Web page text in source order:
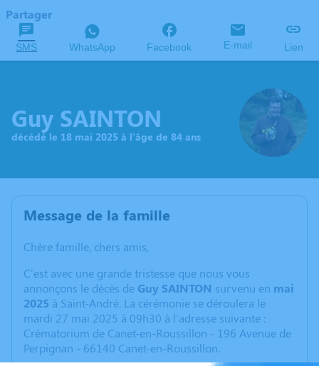
Partager
SMS WhatsApp Facebook E-mail Lien
Guy SAINTON
décédé le 18 mai 2025 à l'âge de 84 ans
Message de la famille
Chère famille, chers amis,
C'est avec une grande tristesse que nous vous
annonçons le décès de Guy SAINTON survenu en mai
2025 à Saint-André. La cérémonie se déroulera le
mardi 27 mai 2025 à 09h30 à l'adresse suivante :
Crématorium de Canet-en-Roussillon - 196 Avenue de
Perpignan - 66140 Canet-en-Roussillon.